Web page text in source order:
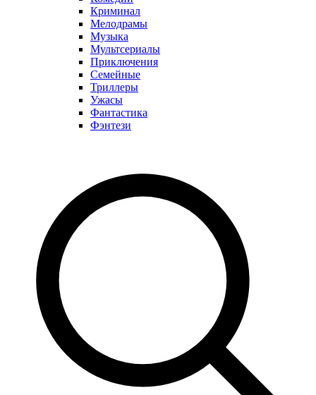
Криминал
Мелодрамы
Музыка
Мультсериалы
Приключения
Семейные
Триллеры
Ужасы
Фантастика
Фэнтези